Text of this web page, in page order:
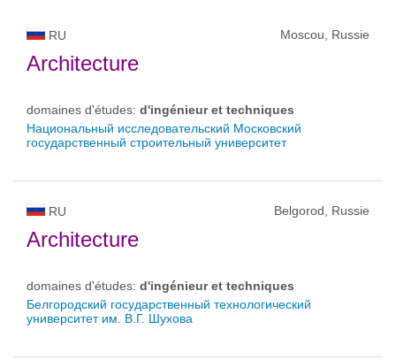
RU Moscou, Russie
Architecture
domaines d'études: d'ingénieur et techniques
Национальный исследовательский Московский
государственный строительный университет
RU Belgorod, Russie
Architecture
domaines d'études: d'ingénieur et techniques
Белгородский государственный технологический
университет им. В.Г. Шухова